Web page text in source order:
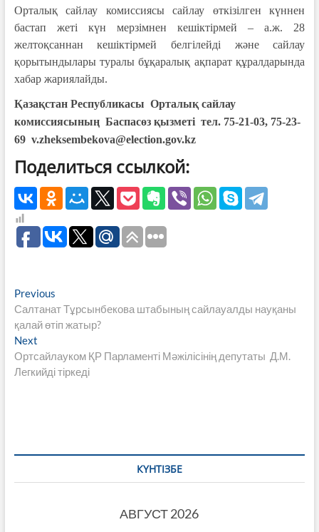
Орталық сайлау комиссиясы сайлау өткізілген күннен
бастап жеті күн мерзімнен кешіктірмей – а.ж. 28
желтоқсаннан кешіктірмей белгілейді және сайлау
қорытындылары туралы бұқаралық ақпарат құралдарында
хабар жариялайды.
Қазақстан Республикасы Орталық сайлау
комиссиясының Баспасөз қызметі тел. 75-21-03, 75-23-
69 v.zheksembekova@election.gov.kz
Поделиться ссылкой:
Навигация
по
записям
PreviousPrevious
post:
Салтанат Тұрсынбекова штабының сайлауалды науқаны
қалай өтіп жатыр?
NextNext
post:
Ортсайлауком ҚР Парламенті Мәжілісінің депутаты Д.М.
Легкийді тіркеді
КҮНТІЗБЕ
АВГУСТ 2026